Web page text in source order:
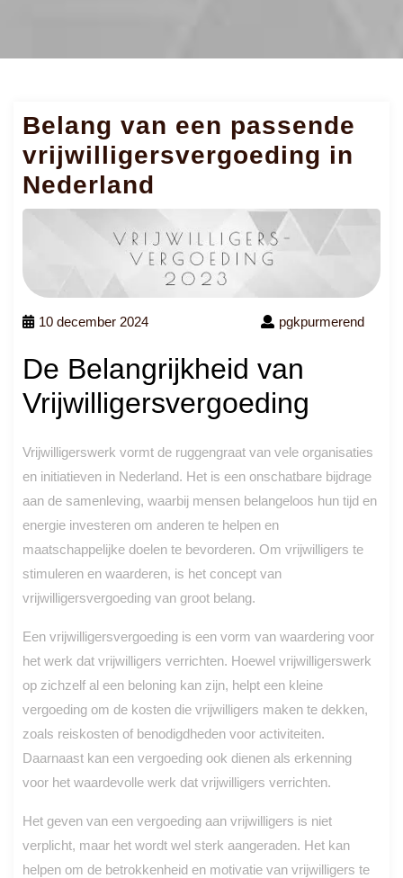
Belang van een passende
vrijwilligersvergoeding in
Nederland
10 december 2024 pgkpurmerend
De Belangrijkheid van
Vrijwilligersvergoeding
Vrijwilligerswerk vormt de ruggengraat van vele organisaties
en initiatieven in Nederland. Het is een onschatbare bijdrage
aan de samenleving, waarbij mensen belangeloos hun tijd en
energie investeren om anderen te helpen en
maatschappelijke doelen te bevorderen. Om vrijwilligers te
stimuleren en waarderen, is het concept van
vrijwilligersvergoeding van groot belang.
Een vrijwilligersvergoeding is een vorm van waardering voor
het werk dat vrijwilligers verrichten. Hoewel vrijwilligerswerk
op zichzelf al een beloning kan zijn, helpt een kleine
vergoeding om de kosten die vrijwilligers maken te dekken,
zoals reiskosten of benodigdheden voor activiteiten.
Daarnaast kan een vergoeding ook dienen als erkenning
voor het waardevolle werk dat vrijwilligers verrichten.
Het geven van een vergoeding aan vrijwilligers is niet
verplicht, maar het wordt wel sterk aangeraden. Het kan
helpen om de betrokkenheid en motivatie van vrijwilligers te